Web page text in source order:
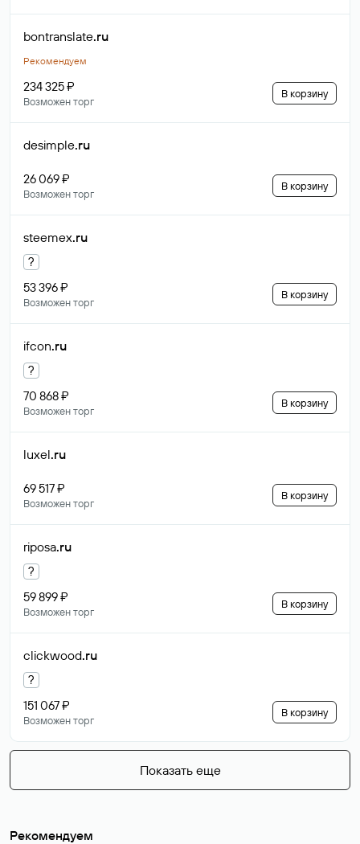
bontranslate.ru
Рекомендуем
234 325 ₽
Возможен торг
В корзину
desimple.ru
26 069 ₽
Возможен торг
В корзину
steemex.ru
?
53 396 ₽
Возможен торг
В корзину
ifcon.ru
?
70 868 ₽
Возможен торг
В корзину
luxel.ru
69 517 ₽
Возможен торг
В корзину
riposa.ru
?
59 899 ₽
Возможен торг
В корзину
clickwood.ru
?
151 067 ₽
Возможен торг
В корзину
Показать еще
Рекомендуем